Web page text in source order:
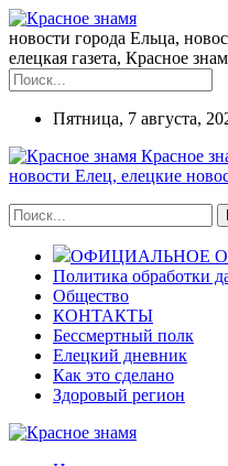
новости города Ельца,
елецкая газета, Красное
Пятница, 7 августа,
Красное
новости Елец, елецкие
ОФИЦИАЛЬНОЕ
Политика обработки
Общество
КОНТАКТЫ
Бессмертный полк
Елецкий дневник
Как это сделано
Здоровый регион